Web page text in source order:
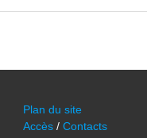
Plan du site
Accès / Contacts